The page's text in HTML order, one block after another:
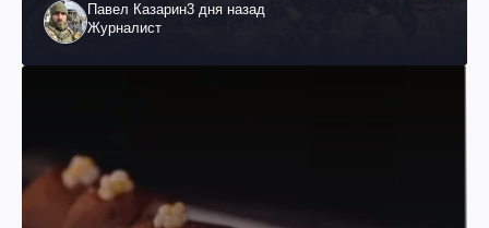
Павел Казарин3 дня назад
Журналист